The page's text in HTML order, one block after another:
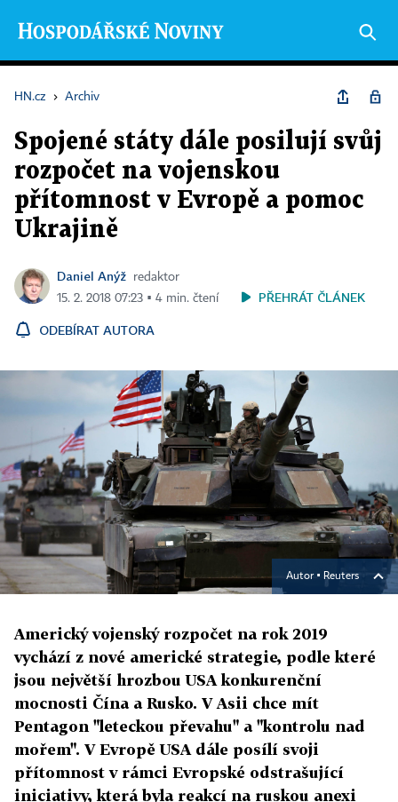
HN.cz › Archiv
Spojené státy dále posilují svůj
rozpočet na vojenskou
přítomnost v Evropě a pomoc
Ukrajině
Daniel Anýž
redaktor
15. 2. 2018 07:23 ▪ 4 min. čtení
PŘEHRÁT ČLÁNEK
ODEBÍRAT AUTORA
Autor ▪ Reuters
Americký vojenský rozpočet na rok 2019
vychází z nové americké strategie, podle které
jsou největší hrozbou USA konkurenční
mocnosti Čína a Rusko. V Asii chce mít
Pentagon "leteckou převahu" a "kontrolu nad
mořem". V Evropě USA dále posílí svoji
přítomnost v rámci Evropské odstrašující
iniciativy, která byla reakcí na ruskou anexi